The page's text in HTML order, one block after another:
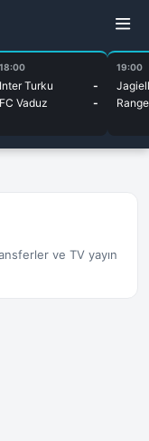
18:00
Inter Turku
-
FC Vaduz
-
19:00
ve TV yayın